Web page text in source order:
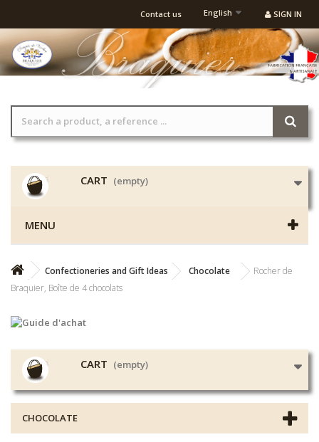
SIGN IN
English
Contact us
CART (empty)
MENU
Confectioneries and Gift Ideas Chocolate
Rocher de
Braquier, Boîte de 4 chocolats
CART (empty)
CHOCOLATE